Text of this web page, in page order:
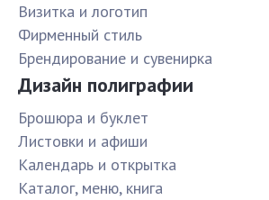
Визитка и логотип
Фирменный стиль
Брендирование и сувенирка
Дизайн полиграфии
Брошюра и буклет
Листовки и афиши
Календарь и открытка
Каталог, меню, книга